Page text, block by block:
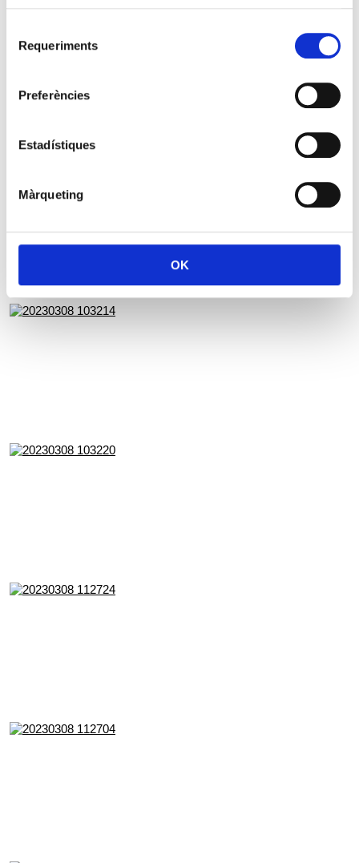
Requeriments
Preferències
Estadístiques
Màrqueting
OK